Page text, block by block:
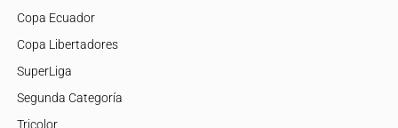
Copa Ecuador
Copa Libertadores
SuperLiga
Segunda Categoría
Tricolor